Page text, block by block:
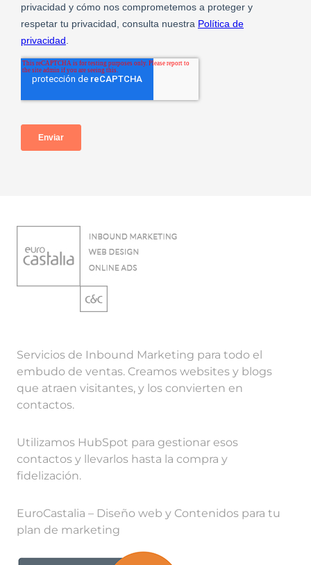
Servicios de Inbound Marketing para todo el
embudo de ventas. Creamos websites y blogs
que atraen visitantes, y los convierten en
contactos.
Utilizamos HubSpot para gestionar esos
contactos y llevarlos hasta la compra y
fidelización.
EuroCastalia – Diseño web y Contenidos para tu
plan de marketing